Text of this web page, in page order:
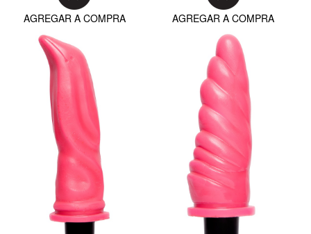
AGREGAR A COMPRA AGREGAR A COMPRA